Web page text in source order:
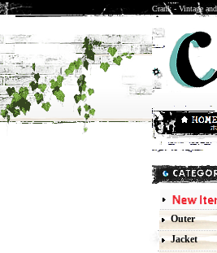
Crank - Vintage
Outer
Jacket